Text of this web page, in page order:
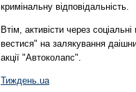
кримінальну відповідальність.
Втім, активісти через
вестися" на залякування
акції "Автоколапс".
Тиждень.ua